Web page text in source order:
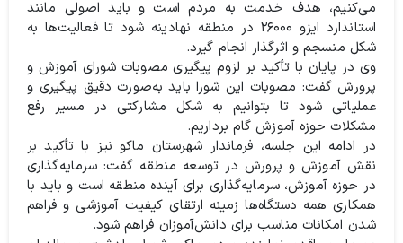
می‌کنیم، هدف خدمت به مردم است و باید اصولی مانند
استاندارد ایزو ۲۶۰۰۰ در منطقه نهادینه شود تا فعالیت‌ها به
شکل منسجم و اثرگذار انجام گیرد.
وی در پایان با تأکید بر لزوم پیگیری مصوبات شورای آموزش و
پرورش گفت: مصوبات این شورا باید به‌صورت دقیق پیگیری و
عملیاتی شود تا بتوانیم به شکل مشارکتی در مسیر رفع
مشکلات حوزه آموزش گام برداریم.
در ادامه این جلسه، فرماندار شهرستان ماکو نیز با تأکید بر
نقش آموزش و پرورش در توسعه منطقه گفت: سرمایه‌گذاری
در حوزه آموزش، سرمایه‌گذاری برای آینده منطقه است و باید با
همکاری همه دستگاه‌ها زمینه ارتقای کیفیت آموزشی و فراهم
شدن امکانات مناسب برای دانش‌آموزان فراهم شود.